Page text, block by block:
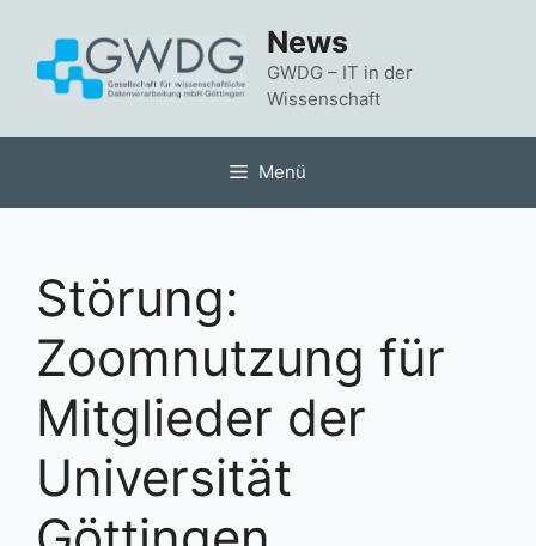
springen
News
GWDG – IT in der
Wissenschaft
Menü
Störung:
Zoomnutzung für
Mitglieder der
Universität